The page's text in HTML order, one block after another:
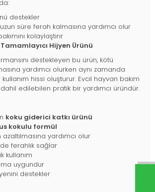
destekler
süre ferah kalmasına yardımcı olur
kolaylaştırır
Hijyen Ürünü
destekleyen bu ürün, kötü
yardımcı olurken aynı zamanda
hissi oluşturur. Evcil hayvan bakım
edilebilen pratik bir yardımcı üründür.
koku giderici katkı ürünü
kokulu formül
azaltılmasına yardımcı olur
ferahlık sağlar
kullanım
uygundur
destekler